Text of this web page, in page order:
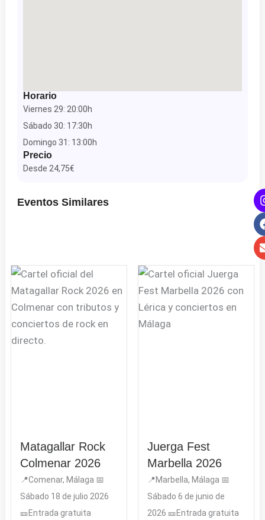
Horario
Viernes 29: 20:00h
Sábado 30: 17:30h
Domingo 31: 13:00h
Precio
Desde 24,75€
Eventos Similares
Matagallar Rock
Colmenar 2026
📍Comenar, Málaga 📅
Sábado 18 de julio 2026
🎫Entrada gratuita
Juerga Fest
Marbella 2026
📍Marbella, Málaga 📅
Sábado 6 de junio de
2026 🎫Entrada gratuita